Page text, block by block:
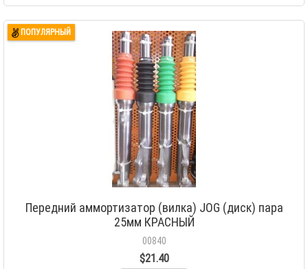
ПОПУЛЯРНЫЙ
Передний аммортизатор (вилка) JOG (диск) пара
25мм КРАСНЫЙ
00840
$21.40